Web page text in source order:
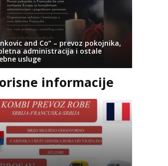
and Co“ – prevoz pokojnika,
administracija i ostale
usluge
informacije